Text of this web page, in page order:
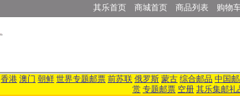
其乐首页 商城首页 商品列表 购物
香港 澳门 朝鲜 世界专题邮票 前苏联 俄罗斯 蒙古 综合邮品 中国
赏 专题邮票 空册 其乐集邮礼